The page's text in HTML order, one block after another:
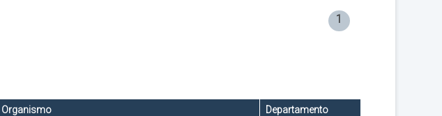
1
Organismo Departamento